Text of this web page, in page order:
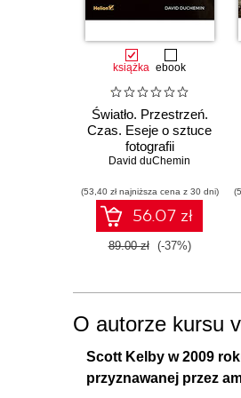
książka ebook
Światło. Przestrzeń.
Czas. Eseje o sztuce
fotografii
David duChemin
(53,40 zł najniższa cena z 30 dni)
56.07 zł
89.00 zł (-37%)
O autorze kursu
Scott Kelby w 2009
przyznawanej przez